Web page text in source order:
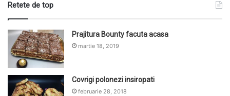
Retete de top
Prajitura Bounty facuta acasa
martie 18, 2019
Covrigi polonezi insiropati
februarie 28, 2018